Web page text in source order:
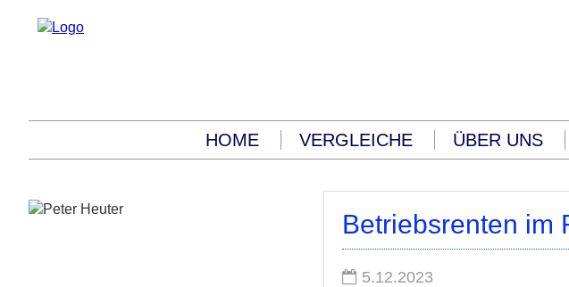
HOME VERGLEICHE ÜBER UNS
Betriebsrenten im
5.12.2023